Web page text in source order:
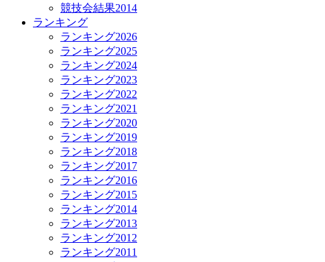
競技会結果2014
ランキング
ランキング2026
ランキング2025
ランキング2024
ランキング2023
ランキング2022
ランキング2021
ランキング2020
ランキング2019
ランキング2018
ランキング2017
ランキング2016
ランキング2015
ランキング2014
ランキング2013
ランキング2012
ランキング2011